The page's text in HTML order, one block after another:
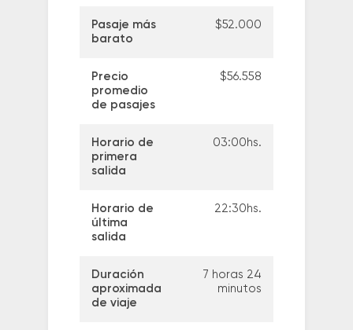
Pasaje más
barato
$52.000
Precio
promedio
de pasajes
$56.558
Horario de
primera
salida
03:00hs.
Horario de
última
salida
22:30hs.
Duración
aproximada
de viaje
7 horas 24
minutos